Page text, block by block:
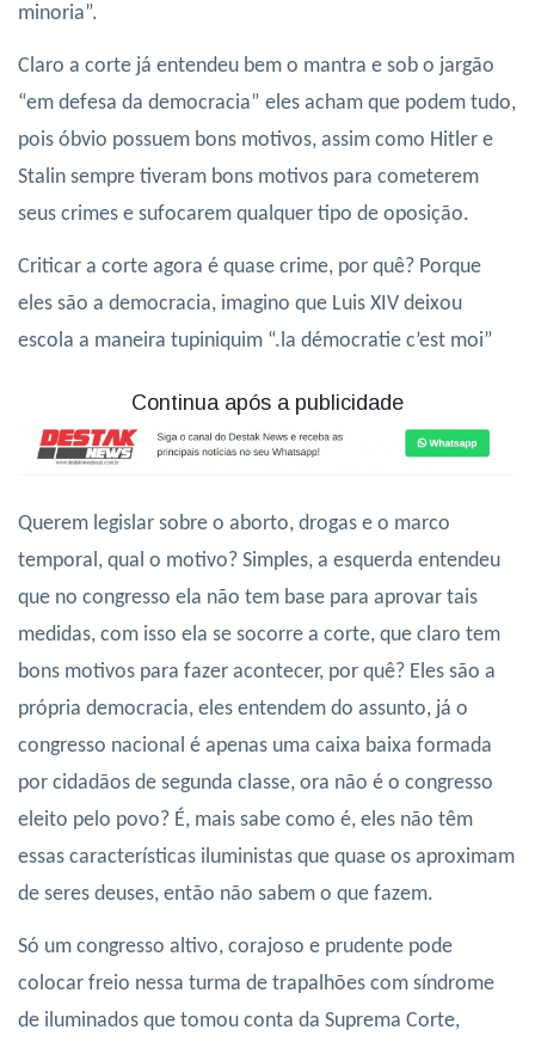
minoria”.
Claro a corte já entendeu bem o mantra e sob o jargão
“em defesa da democracia” eles acham que podem tudo,
pois óbvio possuem bons motivos, assim como Hitler e
Stalin sempre tiveram bons motivos para cometerem
seus crimes e sufocarem qualquer tipo de oposição.
Criticar a corte agora é quase crime, por quê? Porque
eles são a democracia, imagino que Luis XIV deixou
escola a maneira tupiniquim “.la démocratie c’est moi”
Continua após a publicidade
Querem legislar sobre o aborto, drogas e o marco
temporal, qual o motivo? Simples, a esquerda entendeu
que no congresso ela não tem base para aprovar tais
medidas, com isso ela se socorre a corte, que claro tem
bons motivos para fazer acontecer, por quê? Eles são a
própria democracia, eles entendem do assunto, já o
congresso nacional é apenas uma caixa baixa formada
por cidadãos de segunda classe, ora não é o congresso
eleito pelo povo? É, mais sabe como é, eles não têm
essas características iluministas que quase os aproximam
de seres deuses, então não sabem o que fazem.
Só um congresso altivo, corajoso e prudente pode
colocar freio nessa turma de trapalhões com síndrome
de iluminados que tomou conta da Suprema Corte,